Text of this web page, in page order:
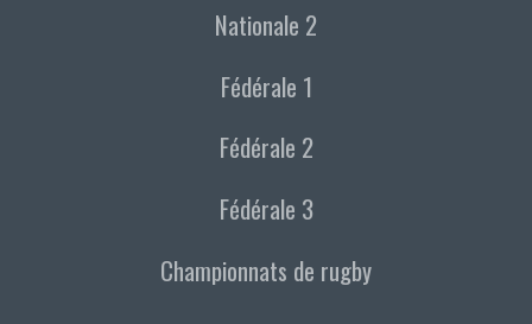
Nationale 2
Fédérale 1
Fédérale 2
Fédérale 3
Championnats de rugby